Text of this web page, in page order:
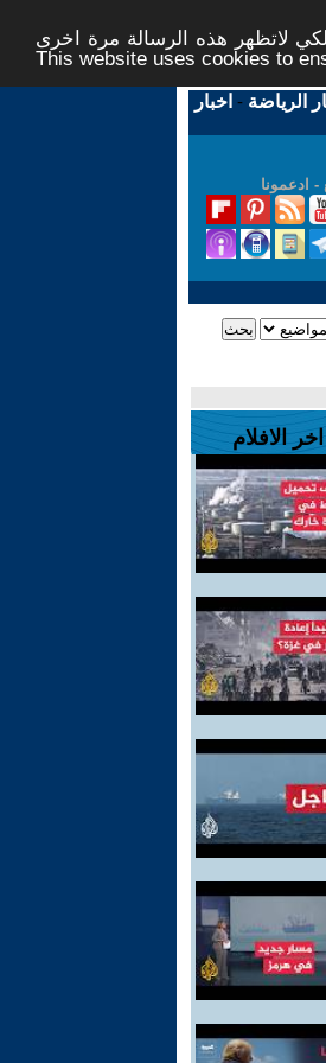
لاتظهر هذه الرسالة مرة اخرى -
This website uses cookies to
الرياضة - اخبار
- ادعمونا
اخر الافلام